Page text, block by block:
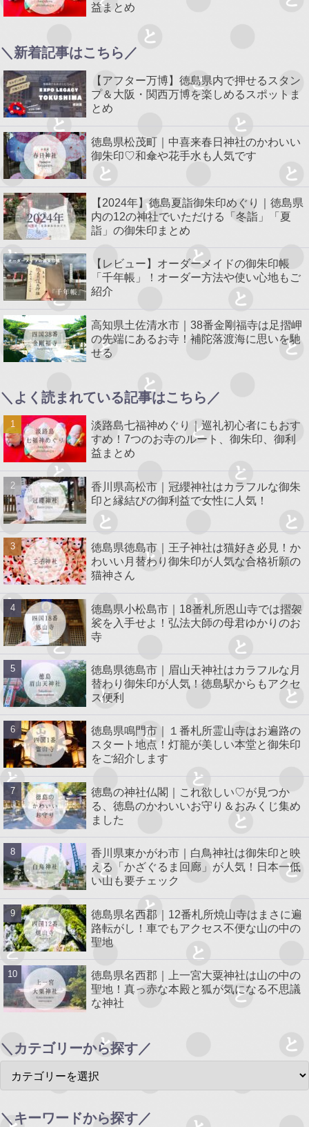
益まとめ
＼新着記事はこちら／
【アフター万博】徳島県内で押せるスタン
プ＆大阪・関西万博を楽しめるスポットま
とめ
徳島県松茂町｜中喜来春日神社のかわいい
御朱印♡和傘や花手水も人気です
【2024年】徳島夏詣御朱印めぐり｜徳島県
内の12の神社でいただける「冬詣」「夏
詣」の御朱印まとめ
【レビュー】オーダーメイドの御朱印帳
「千年帳」！オーダー方法や使い心地もご
紹介
高知県土佐清水市｜38番金剛福寺は足摺岬
の先端にあるお寺！補陀落渡海に思いを馳
せる
＼よく読まれている記事はこちら／
淡路島七福神めぐり｜巡礼初心者にもおす
すめ！7つのお寺のルート、御朱印、御利
益まとめ
香川県高松市｜冠纓神社はカラフルな御朱
印と縁結びの御利益で女性に人気！
徳島県徳島市｜王子神社は猫好き必見！か
わいい月替わり御朱印が人気な合格祈願の
猫神さん
徳島県小松島市｜18番札所恩山寺では摺袈
裟を入手せよ！弘法大師の母君ゆかりのお
寺
徳島県徳島市｜眉山天神社はカラフルな月
替わり御朱印が人気！徳島駅からもアクセ
ス便利
徳島県鳴門市｜１番札所霊山寺はお遍路の
スタート地点！灯籠が美しい本堂と御朱印
をご紹介します
徳島の神社仏閣｜これ欲しい♡が見つか
る、徳島のかわいいお守り＆おみくじ集め
ました
香川県東かがわ市｜白鳥神社は御朱印と映
える「かざぐるま回廊」が人気！日本一低
い山も要チェック
徳島県名西郡｜12番札所焼山寺はまさに遍
路転がし！車でもアクセス不便な山の中の
聖地
徳島県名西郡｜上一宮大粟神社は山の中の
聖地！真っ赤な本殿と狐が気になる不思議
な神社
＼カテゴリーから探す／
＼キーワードから探す／